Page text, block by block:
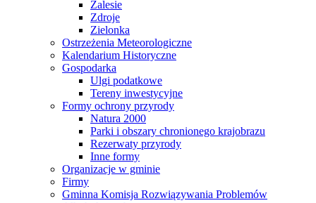
Zalesie
Zdroje
Zielonka
Ostrzeżenia Meteorologiczne
Kalendarium Historyczne
Gospodarka
Ulgi podatkowe
Tereny inwestycyjne
Formy ochrony przyrody
Natura 2000
Parki i obszary chronionego krajobrazu
Rezerwaty przyrody
Inne formy
Organizacje w gminie
Firmy
Gminna Komisja Rozwiązywania Problemów